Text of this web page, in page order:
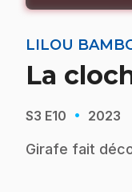
LILOU
La
S3 E10 · 2023
Girafe fait